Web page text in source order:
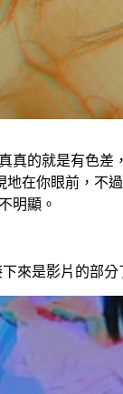
的就是有色差
在你眼前，不
明顯。
下來是影片的部分